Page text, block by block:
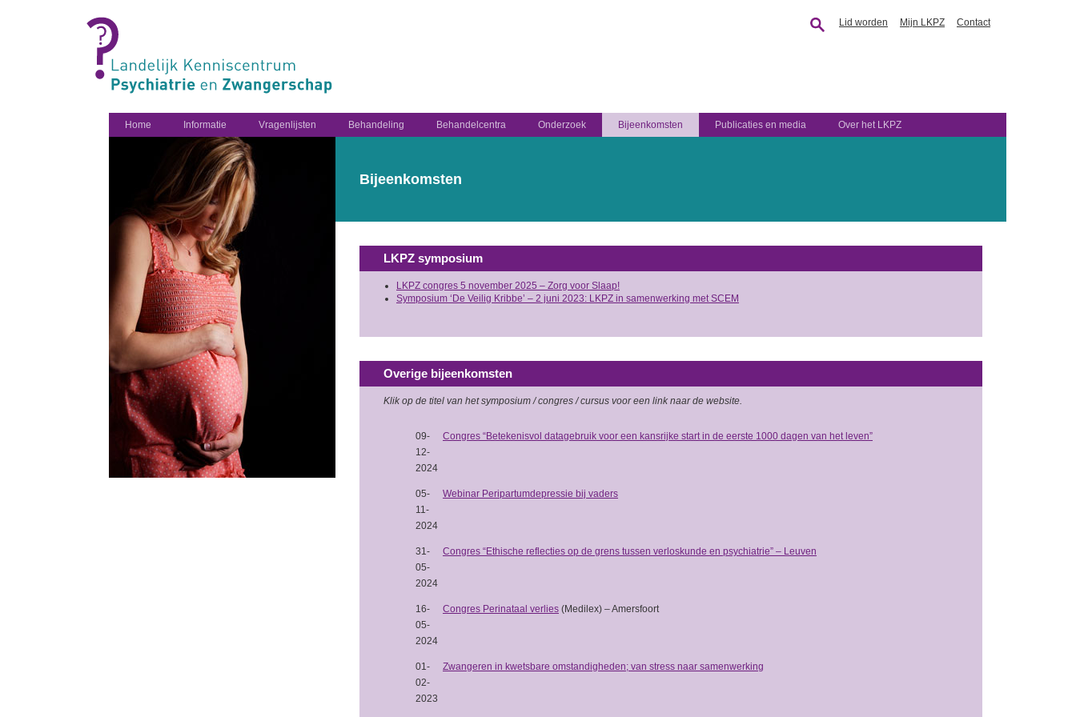
Lid worden Mijn LKPZ Contact
Home Informatie Vragenlijsten Behandeling Behandelcentra Onderzoek Bijeenkomsten Publicaties en media Over het LKPZ
Bijeenkomsten
LKPZ symposium
LKPZ congres 5 november 2025 – Zorg voor Slaap!
Symposium ‘De Veilig Kribbe’ – 2 juni 2023: LKPZ in samenwerking met SCEM
Overige bijeenkomsten
Klik op de titel van het symposium / congres / cursus voor een link naar de website.
09-
12-
2024
Congres “Betekenisvol datagebruik voor een kansrijke start in de eerste 1000 dagen van het leven”
05-
11-
2024
Webinar Peripartumdepressie bij vaders
31-
05-
2024
Congres “Ethische reflecties op de grens tussen verloskunde en psychiatrie” – Leuven
16-
05-
2024
Congres Perinataal verlies (Medilex) – Amersfoort
01-
02-
2023
Zwangeren in kwetsbare omstandigheden; van stress naar samenwerking